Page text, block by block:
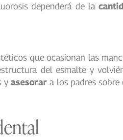
dependerá de la
que ocasionan las
del esmalte y
yasesorar a los padres